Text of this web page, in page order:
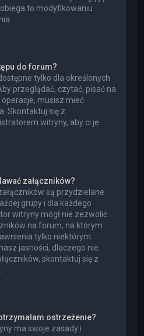
to modyfikowaniu
do forum?
tylko dla określonych
przeglądać, czytać, pisać na
musisz mieć
Skontaktuj się z
witryny, aby ci je
załączników?
są przydzielane
grupy i dla każdego
witryny mógł nie zezwolić
na forum, na którym
tylko niektórym
jasności, dlaczego nie
skontaktuj się z
ostrzeżenie?
ma swoje zasady i